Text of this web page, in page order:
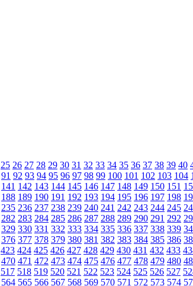
25 26 27 28 29 30 31 32 33 34 35 36 37 38 39 40
91 92 93 94 95 96 97 98 99 100 101 102 103 104
141 142 143 144 145 146 147 148 149 150 151
188 189 190 191 192 193 194 195 196 197 198
235 236 237 238 239 240 241 242 243 244 245
282 283 284 285 286 287 288 289 290 291 292
329 330 331 332 333 334 335 336 337 338 339
376 377 378 379 380 381 382 383 384 385 386
423 424 425 426 427 428 429 430 431 432 433
470 471 472 473 474 475 476 477 478 479 480
517 518 519 520 521 522 523 524 525 526 527
564 565 566 567 568 569 570 571 572 573 574